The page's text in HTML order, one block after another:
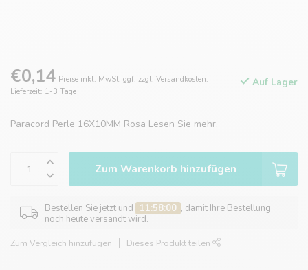
€0,14 Preise inkl. MwSt. ggf. zzgl. Versandkosten.
Lieferzeit: 1-3 Tage
Auf Lager
Paracord Perle 16X10MM Rosa Lesen Sie mehr.
Zum Warenkorb hinzufügen
Bestellen Sie jetzt und 11:58:00 , damit Ihre Bestellung
noch heute versandt wird.
Zum Vergleich hinzufügen Dieses Produkt teilen